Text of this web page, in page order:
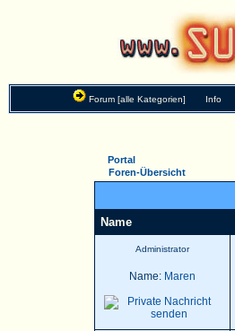
Forum [alle Kategorien] Info
Portal
Foren-Übersicht
Name
Administrator
Name: Maren